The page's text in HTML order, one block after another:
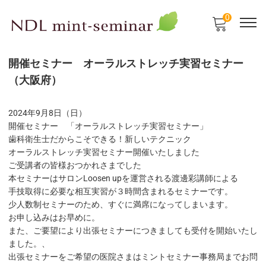
0
開催セミナー オーラルストレッチ実習セミナー
（大阪府）
2024年9月8日（日）
開催セミナー 「オーラルストレッチ実習セミナー」
歯科衛生士だからこそできる！新しいテクニック
オーラルストレッチ実習セミナー開催いたしました
ご受講者の皆様おつかれさまでした
本セミナーはサロンLoosen upを運営される渡邊彩講師による
手技取得に必要な相互実習が３時間含まれるセミナーです。
少人数制セミナーのため、すぐに満席になってしまいます。
お申し込みはお早めに。
また、ご要望により出張セミナーにつきましても受付を開始いたし
ました。、
出張セミナーをご希望の医院さまはミントセミナー事務局までお問